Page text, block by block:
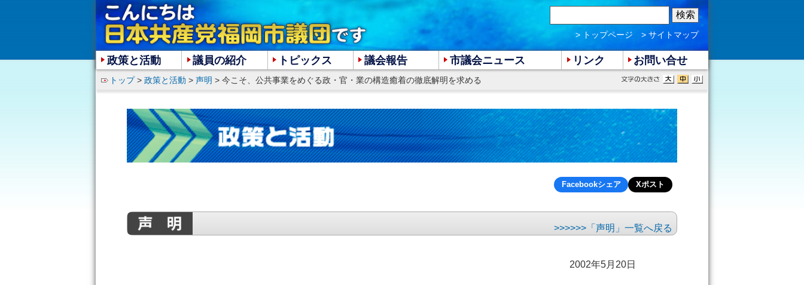
トップ> 政策と活動 > 声明 > 今こそ、公共事業をめぐる政・官・業の構造癒着の徹底解明を求める
大 中 小
Facebookシェア Xポスト
>>>「声明」一覧へ戻る
2002年5月20日
政策と活動 議員の紹介 トピックス 議会報告 市議会ニュース リンク お問い合せ
> トップページ > サイトマップ